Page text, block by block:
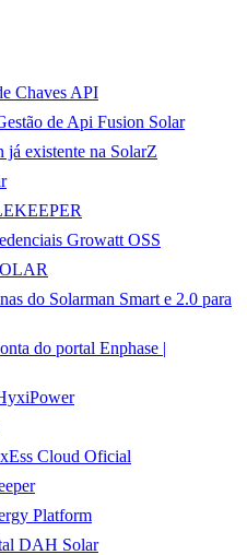
Chaves API
de Api Fusion Solar
existente na SolarZ
Growatt OSS
do Solarman Smart e 2.0 para
do portal Enphase |
Cloud Oficial
Platform
DAH Solar